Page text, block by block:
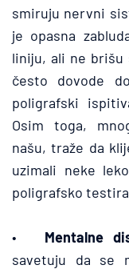
smiruju nervni
je opasna
liniju, ali ne brišu
često dovode
poligrafski
Osim toga,
našu, traže da
uzimali neke
poligrafsko
Mentalne
savetuju da se